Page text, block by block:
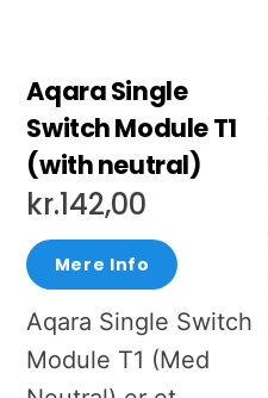
Aqara Single
Switch Module T1
(with neutral)
kr.142,00
Mere Info
Aqara Single Switch
Module T1 (Med